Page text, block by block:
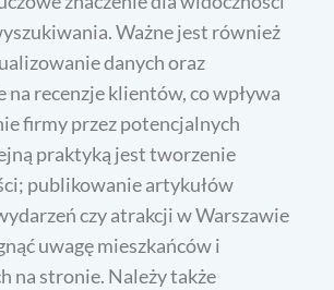
Ważne jest również
danych oraz
recenzje klientów, co wpływa
firmy przez potencjalnych
praktyką jest tworzenie
publikowanie artykułów
czy atrakcji w Warszawie
uwagę mieszkańców i
na stronie. Należy także